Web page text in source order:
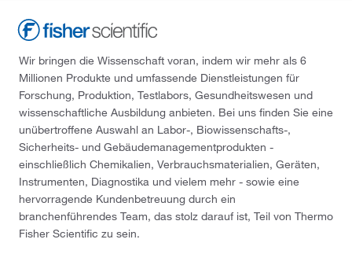
Wir bringen die Wissenschaft voran, indem wir mehr als 6
Millionen Produkte und umfassende Dienstleistungen für
Forschung, Produktion, Testlabors, Gesundheitswesen und
wissenschaftliche Ausbildung anbieten. Bei uns finden Sie eine
unübertroffene Auswahl an Labor-, Biowissenschafts-,
Sicherheits- und Gebäudemanagementprodukten -
einschließlich Chemikalien, Verbrauchsmaterialien, Geräten,
Instrumenten, Diagnostika und vielem mehr - sowie eine
hervorragende Kundenbetreuung durch ein
branchenführendes Team, das stolz darauf ist, Teil von Thermo
Fisher Scientific zu sein.